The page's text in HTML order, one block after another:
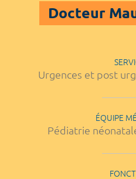
Docteur
Urgences et post
ÉQUIPE
Pédiatrie